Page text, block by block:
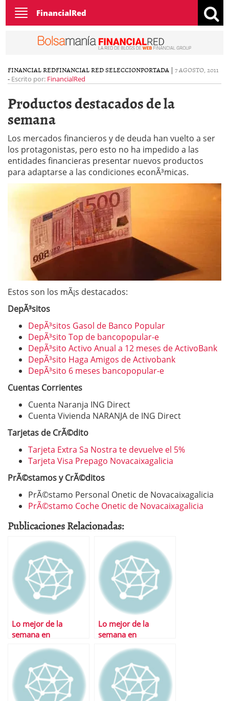
Toggle
navigation
FinancialRed
FINANCIAL REDFINANCIAL RED SELECCIONPORTADA | 7 AGOSTO, 2011
- Escrito por: FinancialRed
Productos destacados de la
semana
Los mercados financieros y de deuda han vuelto a ser
los protagonistas, pero esto no ha impedido a las
entidades financieras presentar nuevos productos
para adaptarse a las condiciones econÃ³micas.
Estos son los mÃ¡s destacados:
DepÃ³sitos
DepÃ³sitos Gasol de Banco Popular
DepÃ³sito Top de bancopopular-e
DepÃ³sito Activo Anual a 12 meses de ActivoBank
DepÃ³sito Haga Amigos de Activobank
DepÃ³sito 6 meses bancopopular-e
Cuentas Corrientes
Cuenta Naranja ING Direct
Cuenta Vivienda NARANJA de ING Direct
Tarjetas de CrÃ©dito
Tarjeta Extra Sa Nostra te devuelve el 5%
Tarjeta Visa Prepago Novacaixagalicia
PrÃ©stamos y CrÃ©ditos
PrÃ©stamo Personal Onetic de Novacaixagalicia
PrÃ©stamo Coche Onetic de Novacaixagalicia
Publicaciones Relacionadas:
Lo mejor de la
semana en
Lo mejor de la
semana en